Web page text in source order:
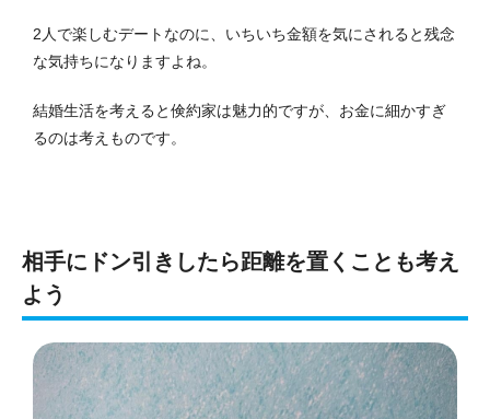
2人で楽しむデートなのに、いちいち金額を気にされると残念
な気持ちになりますよね。
結婚生活を考えると倹約家は魅力的ですが、お金に細かすぎ
るのは考えものです。
相手にドン引きしたら距離を置くことも考え
よう